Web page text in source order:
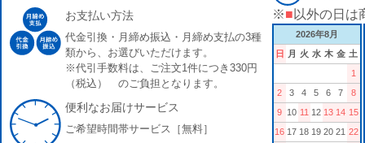
お支払い方法
代金引換・月締め振込・月締め支払の3種
類から、お選びいただけます。
※代引手数料は、ご注文1件につき330円
（税込） のご負担となります。
便利なお届けサービス
ご希望時間帯サービス［無料］
※■ 以外の日は
2026年8月
日
月 火 水 木 金 土
1
2
3 4 5 6 7
8
9 10 11 12 13 14 15
16 17 18 19 20 21 22